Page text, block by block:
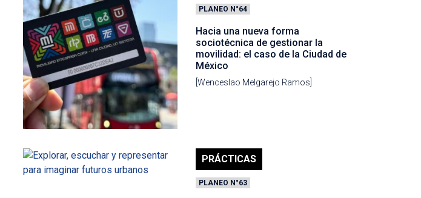
PLANEO N°64
Hacia una nueva forma
sociotécnica de gestionar la
movilidad: el caso de la Ciudad de
México
[Wenceslao Melgarejo Ramos]
PRÁCTICAS
PLANEO N°63